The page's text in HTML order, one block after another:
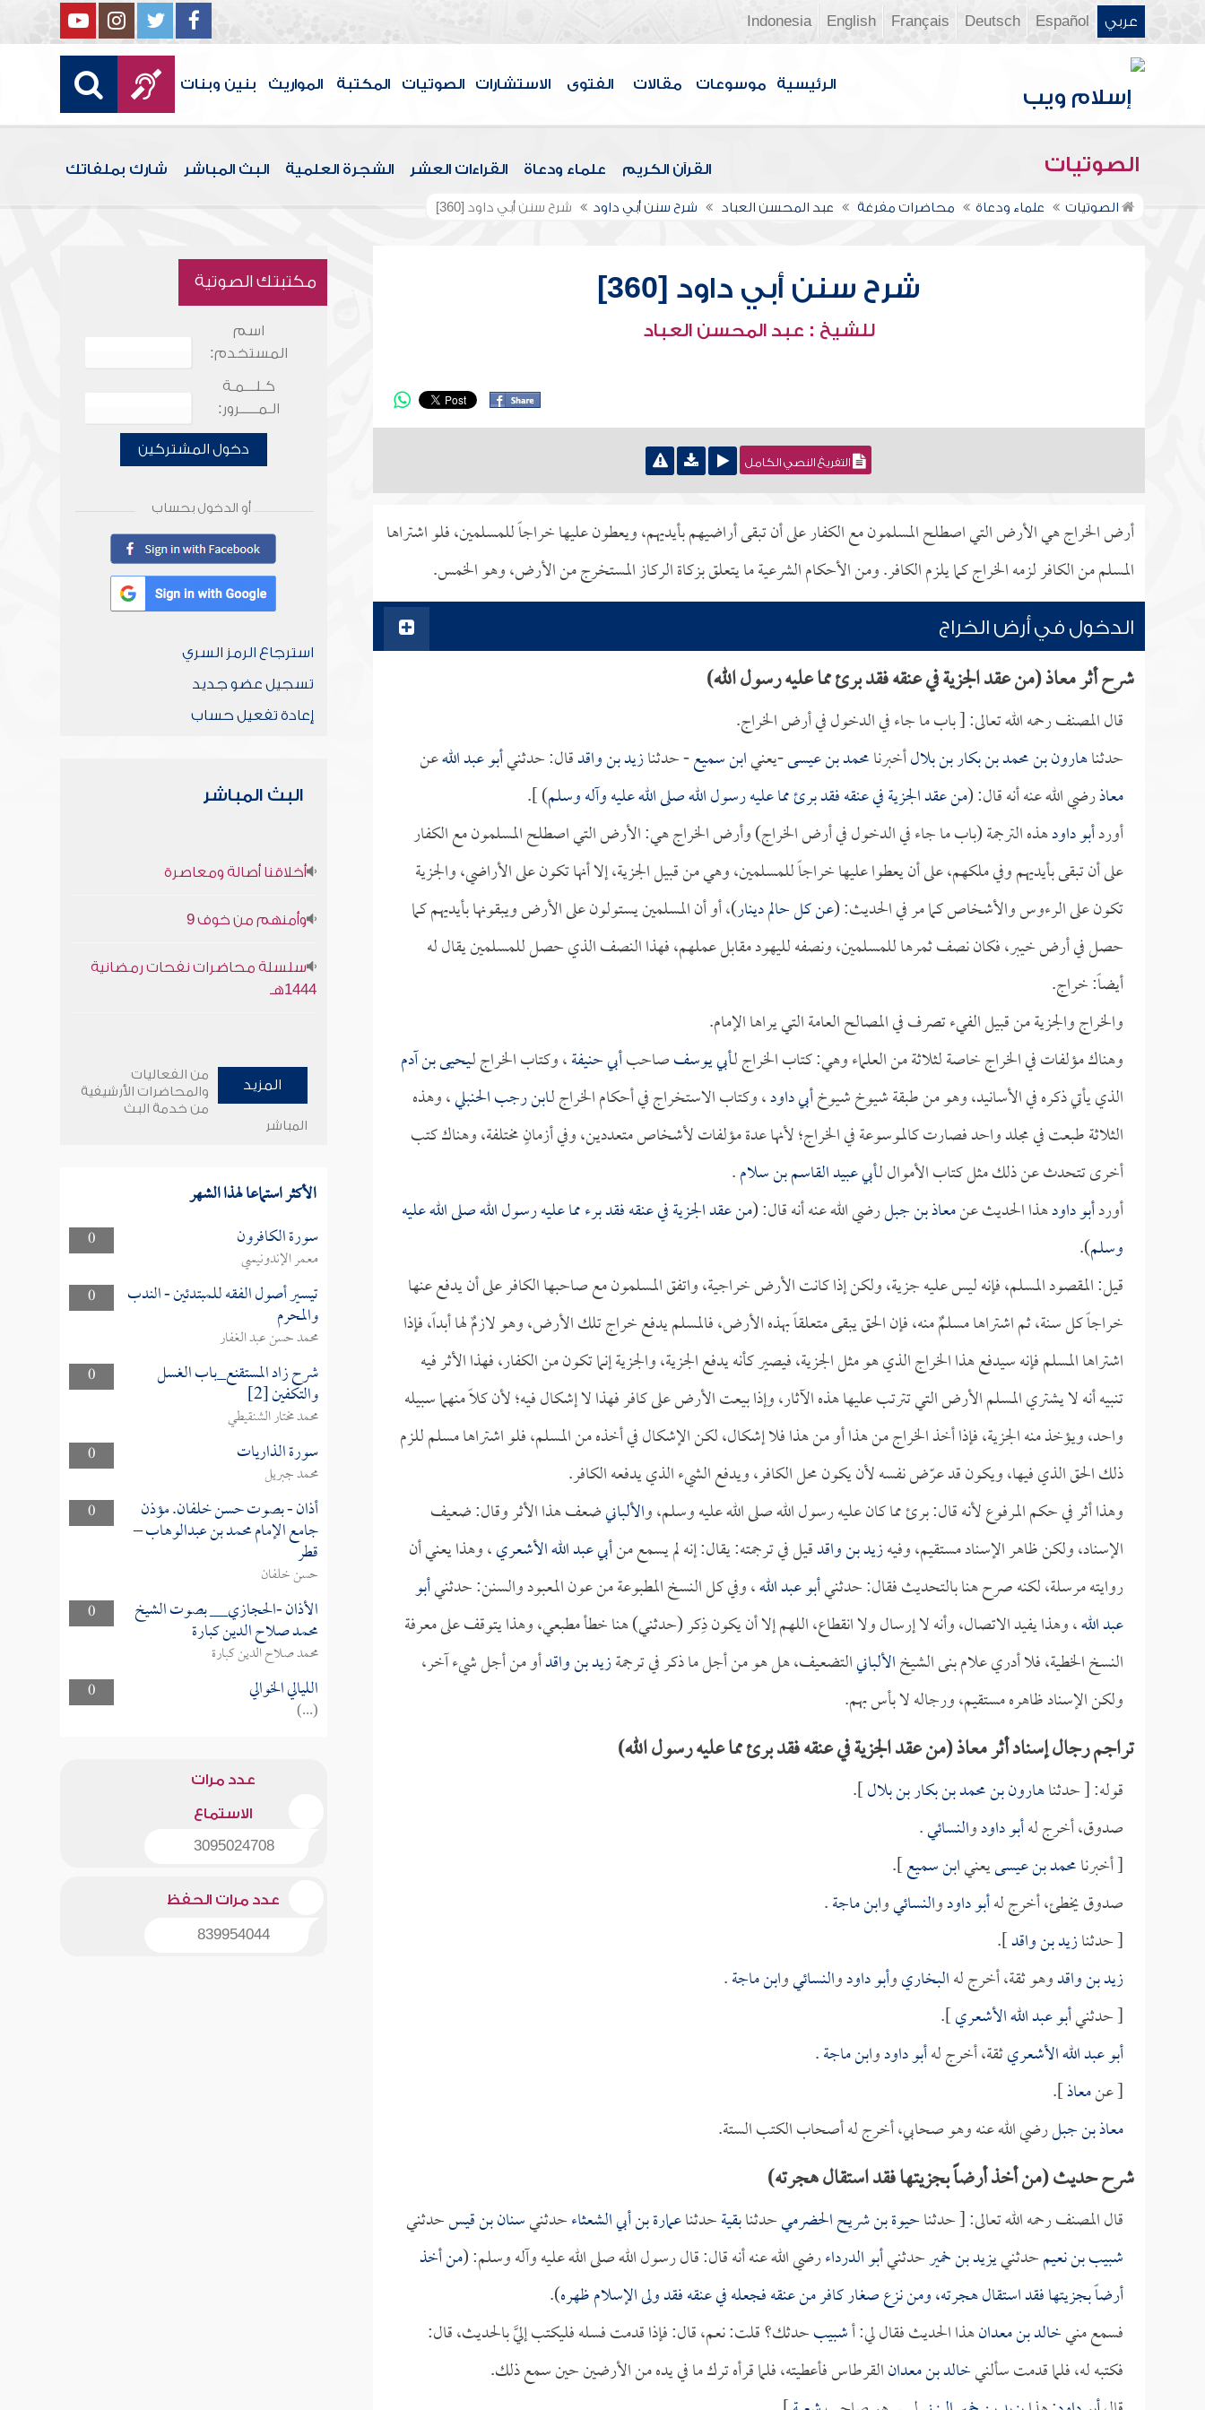
عربي Español
Deutsch
Français
English
Indonesia
الرئيسية موسوعات مقالات الفتوى الاستشارات الصوتيات المكتبة المواريث بنين وبنات
الصوتيات القرآن الكريم علماء ودعاة القراءات العشر الشجرة العلمية البث المباشر شارك بملفاتك
الصوتيات علماء ودعاة محاضرات مفرغة عبد المحسن العباد شرح سنن أبي داود شرح سنن أبي داود [360]
شرح سنن أبي داود [360]
للشيخ : عبد المحسن العباد
التفريغ النصي الكامل
أرض الخراج هي الأرض التي اصطلح المسلمون مع الكفار على أن تبقى أراضيهم بأيديهم، ويعطون عليها خراجاً للمسلمين، فلو اشتراها
المسلم من الكافر لزمه الخراج كما يلزم الكافر. ومن الأحكام الشرعية ما يتعلق بزكاة الركاز المستخرج من الأرض، وهو الخمس.
الدخول في أرض الخراج
شرح أثر معاذ (من عقد الجزية في عنقه فقد برئ مما عليه رسول الله)
قال المصنف رحمه الله تعالى: [ باب ما جاء في الدخول في أرض الخراج.
حدثناهارون بن محمد بن بكار بن بلالأخبرنامحمد بن عيسى-يعنيابن سميع- حدثنازيد بن واقدقال: حدثنيأبو عبد اللهعن
معاذرضي الله عنه أنه قال: (من عقد الجزية في عنقه فقد برئ مما عليه رسول الله صلى الله عليه وآله وسلم) ].
أوردأبو داودهذه الترجمة (باب ما جاء في الدخول في أرض الخراج) وأرض الخراج هي: الأرض التي اصطلح المسلمون مع الكفار
على أن تبقى بأيديهم وفي ملكهم، على أن يعطوا عليها خراجاً للمسلمين، وهي من قبيل الجزية، إلا أنها تكون على الأراضي، والجزية
تكون على الرءوس والأشخاص كما مر في الحديث: (عن كل حالم دينار)، أو أن المسلمين يستولون على الأرض ويبقونها بأيديهم كما
حصل في أرض خيبر، فكان نصف ثمرها للمسلمين، ونصفه لليهود مقابل عملهم، فهذا النصف الذي حصل للمسلمين يقال له
أيضاً: خراج.
والخراج والجزية من قبيل الفيء تصرف في المصالح العامة التي يراها الإمام.
وهناك مؤلفات في الخراج خاصة لثلاثة من العلماء وهي: كتاب الخراج لـأبي يوسفصاحبأبي حنيفة، وكتاب الخراج لـيحيى بن آدم
الذي يأتي ذكره في الأسانيد، وهو من طبقة شيوخ شيوخأبي داود، وكتاب الاستخراج في أحكام الخراج لـابن رجب الحنبلي، وهذه
الثلاثة طبعت في مجلد واحد فصارت كالموسوعة في الخراج؛ لأنها عدة مؤلفات لأشخاص متعددين، وفي أزمانٍ مختلفة، وهناك كتب
أخرى تتحدث عن ذلك مثل كتاب الأموال لـأبي عبيد القاسم بن سلام.
أوردأبو داودهذا الحديث عنمعاذ بن جبلرضي الله عنه أنه قال: (من عقد الجزية في عنقه فقد برء مما عليه رسول الله صلى الله عليه
وسلم).
قيل: المقصود المسلم، فإنه ليس عليه جزية، ولكن إذا كانت الأرض خراجية، واتفق المسلمون مع صاحبها الكافر على أن يدفع عنها
خراجاً كل سنة، ثم اشتراها مسلمٌ منه، فإن الحق يبقى متعلقاً بهذه الأرض، فالمسلم يدفع خراج تلك الأرض، وهو لازمٌ لها أبداً، فإذا
اشتراها المسلم فإنه سيدفع هذا الخراج الذي هو مثل الجزية، فيصير كأنه يدفع الجزية، والجزية إنما تكون من الكفار، فهذا الأثر فيه
تنبيه أنه لا يشتري المسلم الأرض التي تترتب عليها هذه الآثار، وإذا بيعت الأرض على كافر فهذا لا إشكال فيه؛ لأن كلاً منهما سبيله
واحد، ويؤخذ منه الجزية، فإذا أخذ الخراج من هذا أو من هذا فلا إشكال، لكن الإشكال في أخذه من المسلم، فلو اشتراها مسلم للزم
ذلك الحق الذي فيها، ويكون قد عرّض نفسه لأن يكون محل الكافر، ويدفع الشيء الذي يدفعه الكافر.
وهذا أثر في حكم المرفوع لأنه قال: برئ مما كان عليه رسول الله صلى الله عليه وسلم، والألبانيضعف هذا الأثر وقال: ضعيف
الإسناد، ولكن ظاهر الإسناد مستقيم، وفيهزيد بن واقدقيل في ترجمته: يقال: إنه لم يسمع منأبي عبد الله الأشعري، وهذا يعني أن
روايته مرسلة، لكنه صرح هنا بالتحديث فقال: حدثنيأبو عبد الله، وفي كل النسخ المطبوعة من عون المعبود والسنن: حدثنيأبو
عبد الله، وهذا يفيد الاتصال، وأنه لا إرسال ولا انقطاع، اللهم إلا أن يكون ذِكر (حدثني) هنا خطأ مطبعي، وهذا يتوقف على معرفة
النسخ الخطية، فلا أدري علام بنى الشيخالألبانيالتضعيف، هل هو من أجل ما ذكر في ترجمةزيد بن واقدأو من أجل شيء آخر،
ولكن الإسناد ظاهره مستقيم، ورجاله لا بأس بهم.
تراجم رجال إسناد أثر معاذ (من عقد الجزية في عنقه فقد برئ مما عليه رسول الله)
قوله: [ حدثناهارون بن محمد بن بكار بن بلال].
صدوق، أخرج لهأبو داودوالنسائي.
[ أخبرنامحمد بن عيسىيعنيابن سميع].
صدوق يخطئ، أخرج لهأبو داودوالنسائيوابن ماجة.
[ حدثنازيد بن واقد].
زيد بن واقدوهو ثقة، أخرج لهالبخاريوأبو داودوالنسائيوابن ماجة.
[ حدثنيأبو عبد الله الأشعري].
أبو عبد الله الأشعريثقة، أخرج لهأبو داودوابن ماجة.
[ عنمعاذ].
معاذ بن جبلرضي الله عنه وهو صحابي، أخرج له أصحاب الكتب الستة.
شرح حديث (من أخذ أرضاً بجزيتها فقد استقال هجرته)
قال المصنف رحمه الله تعالى: [ حدثناحيوة بن شريح الحضرميحدثنابقيةحدثناعمارة بن أبي الشعثاءحدثنيسنان بن قيسحدثني
شبيب بن نعيمحدثنييزيد بن خميرحدثنيأبو الدرداءرضي الله عنه أنه قال: قال رسول الله صلى الله عليه وآله وسلم: (من أخذ
أرضاً بجزيتها فقد استقال هجرته، ومن نزع صغار كافر من عنقه فجعله في عنقه فقد ولى الإسلام ظهره).
فسمع منيخالد بن معدانهذا الحديث فقال لي: أشبيبحدثك؟ قلت: نعم، قال: فإذا قدمت فسله فليكتب إليَّ بالحديث، قال:
فكتبه له، فلما قدمت سألنيخالد بن معدانالقرطاس فأعطيته، فلما قرأه ترك ما في يده من الأرضين حين سمع ذلك.
مكتبتك الصوتية
اسم
المستخدم:
كـلـــمـة
الـمـــــرور:
دخول المشتركين
أو الدخول بحساب
استرجاع الرمز السري
تسجيل عضو جديد
إعادة تفعيل حساب
البث المباشر
أخلاقنا أصالة ومعاصرة
وأمنهم من خوف 9
سلسلة محاضرات نفحات رمضانية
1444هـ
المزيد
من الفعاليات
والمحاضرات الأرشيفية
من خدمة البث
المباشر
الأكثر استماعا لهذا الشهر
0 سورة الكافرون
معمر الإندونيسي
0
تيسير أصول الفقه للمبتدئين - الندب
والمحرم
محمد حسن عبد الغفار
0
شرح زاد المستقنع_باب الغسل
والتكفين [2]
محمد مختار الشنقيطي
0
سورة الذاريات
محمد جبريل
0
أذان - بصوت حسن خلفان. مؤذن
جامع الإمام محمد بن عبدالوهاب –
قطر
حسن خلفان
0
الأذان -الحجازي__ بصوت الشيخ
محمد صلاح الدين كبارة
محمد صلاح الدين كبارة
0
الليالي الخوالي
(...)
عدد مرات
الاستماع
3095024708
عدد مرات الحفظ
839954044